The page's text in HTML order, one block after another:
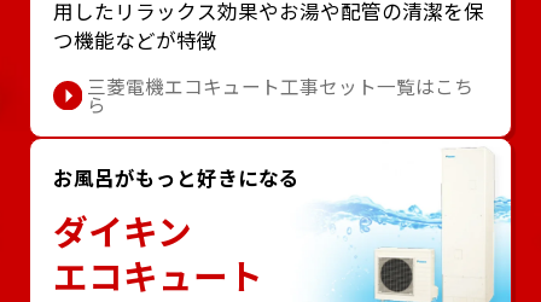
⽤したリラックス効果やお湯や配管の清潔を保
つ機能などが特徴
三菱電機エコキュート工事セット一覧はこち
ら
お風呂がもっと好きになる
ダイキン
エコキュート